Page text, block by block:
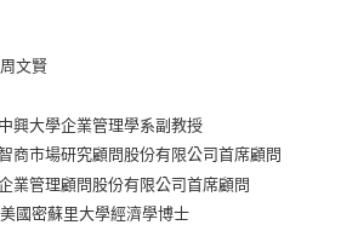
文賢
興大學企業管理學系副教授
商市場研究顧問股份有限公司首席顧問
業管理顧問股份有限公司首席顧問
國密蘇里大學經濟學博士